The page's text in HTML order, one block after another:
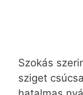
Szokás
sziget